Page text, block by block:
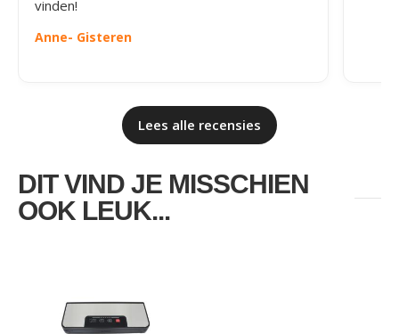
vinden!
Anne- Gisteren
Lees alle recensies
DIT VIND JE MISSCHIEN
OOK LEUK...